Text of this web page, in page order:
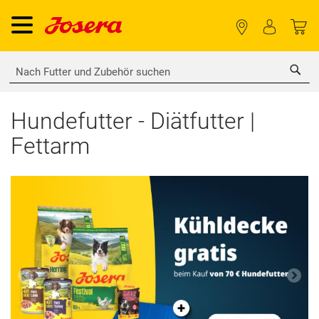
Hundefutter - Diätfutter |
Fettarm